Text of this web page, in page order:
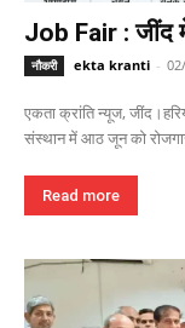
Job Fair : जींद
नौकरी ekta kranti -
एकता क्रांति न्यूज,
संस्थान में आठ जून को
Read more